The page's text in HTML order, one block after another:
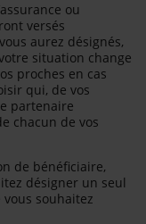
ou
versés
aurez désignés,
situation change
proches en cas
qui, de vos
partenaire
chacun de vos
de bénéficiaire,
désigner un seul
souhaitez